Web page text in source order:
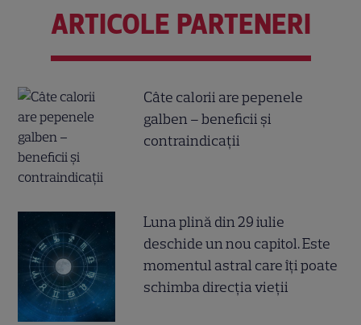
ARTICOLE PARTENERI
Câte calorii are pepenele
galben – beneficii și
contraindicații
Luna plină din 29 iulie
deschide un nou capitol. Este
momentul astral care îți poate
schimba direcția vieții